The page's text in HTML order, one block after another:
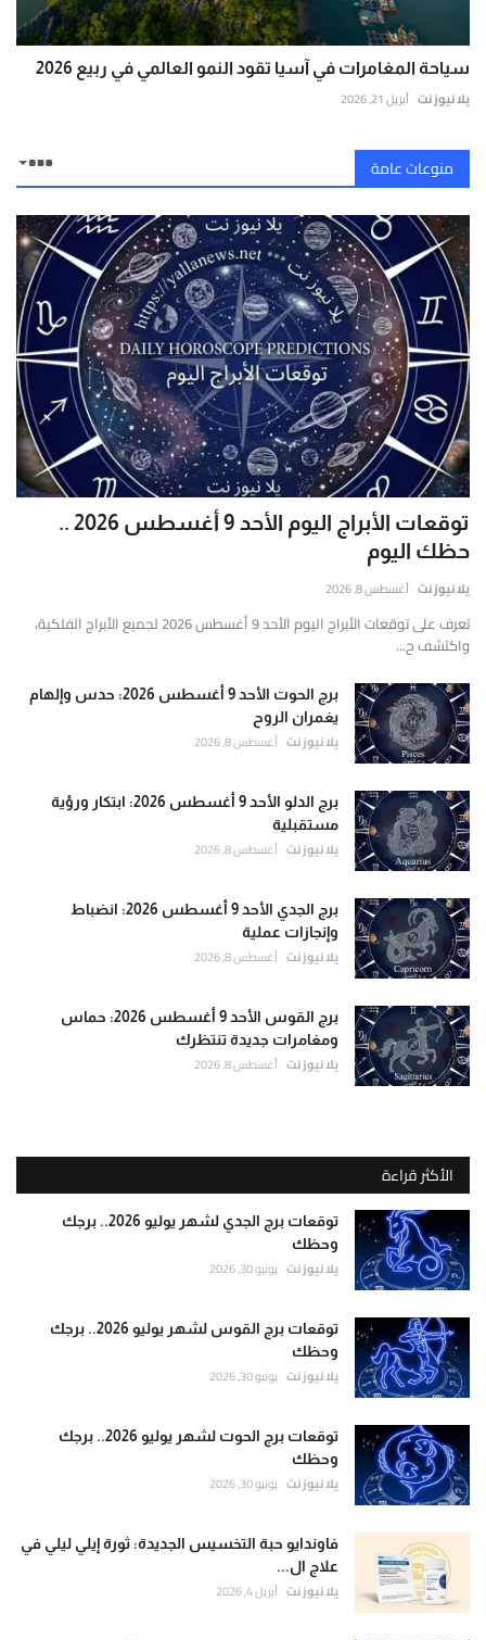
سياحة المغامرات في آسيا تقود النمو العالمي في ربيع 2026
يلا نيوز نت أبريل 21, 2026
منوعات عامة
توقعات الأبراج اليوم الأحد 9 أغسطس 2026 ..
حظك اليوم
يلا نيوز نت أغسطس 8, 2026
تعرف على توقعات الأبراج اليوم الأحد 9 أغسطس 2026 لجميع الأبراج الفلكية،
واكتشف ح...
برج الحوت الأحد 9 أغسطس 2026: حدس وإلهام
يغمران الروح
يلا نيوز نت أغسطس 8, 2026
برج الدلو الأحد 9 أغسطس 2026: ابتكار ورؤية
مستقبلية
يلا نيوز نت أغسطس 8, 2026
برج الجدي الأحد 9 أغسطس 2026: انضباط
وإنجازات عملية
يلا نيوز نت أغسطس 8, 2026
برج القوس الأحد 9 أغسطس 2026: حماس
ومغامرات جديدة تنتظرك
يلا نيوز نت أغسطس 8, 2026
الأكثر قراءة
توقعات برج الجدي لشهر يوليو 2026.. برجك
وحظك
يلا نيوز نت يونيو 30, 2026
توقعات برج القوس لشهر يوليو 2026.. برجك
وحظك
يلا نيوز نت يونيو 30, 2026
توقعات برج الحوت لشهر يوليو 2026.. برجك
وحظك
يلا نيوز نت يونيو 30, 2026
فاوندايو حبة التخسيس الجديدة: ثورة إيلي ليلي في
علاج ال...
يلا نيوز نت أبريل 4, 2026